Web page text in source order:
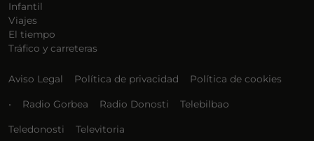
Infantil
Viajes
El tiempo
Tráfico y carreteras
Aviso Legal Política de privacidad Política de cookies
• Radio Gorbea Radio Donosti Telebilbao
Teledonosti Televitoria